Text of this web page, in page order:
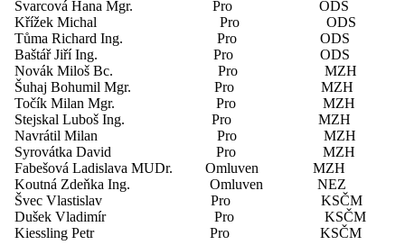
Švarcová Hana Mgr. Pro ODS
Křížek Michal Pro ODS
Tůma Richard Ing. Pro ODS
Baštář Jiří Ing. Pro ODS
Novák Miloš Bc. Pro MZH
Šuhaj Bohumil Mgr. Pro MZH
Točík Milan Mgr. Pro MZH
Stejskal Luboš Ing. Pro MZH
Navrátil Milan Pro MZH
Syrovátka David Pro MZH
Fabešová Ladislava MUDr. Omluven MZH
Koutná Zdeňka Ing. Omluven NEZ
Švec Vlastislav Pro KSČM
Dušek Vladimír Pro KSČM
Kiessling Petr Pro KSČM